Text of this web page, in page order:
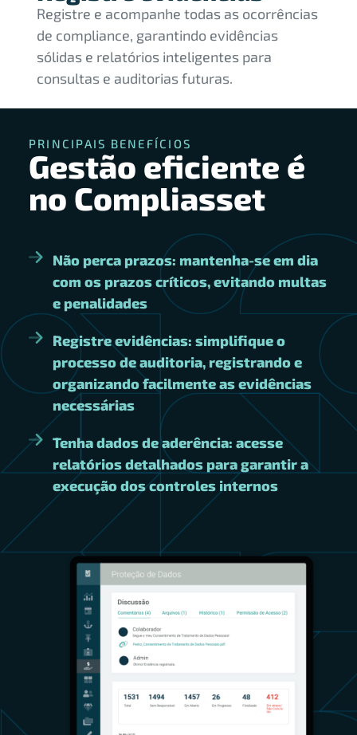
Registre e acompanhe todas as ocorrências
de compliance, garantindo evidências
sólidas e relatórios inteligentes para
consultas e auditorias futuras.
PRINCIPAIS BENEFÍCIOS
Gestão eficiente é
no Compliasset
Não perca prazos: mantenha-se em dia
com os prazos críticos, evitando multas
e penalidades
Registre evidências: simplifique o
processo de auditoria, registrando e
organizando facilmente as evidências
necessárias
Tenha dados de aderência: acesse
relatórios detalhados para garantir a
execução dos controles internos